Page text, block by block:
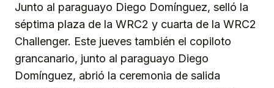
Junto al paraguayo Diego Domínguez, selló la
séptima plaza de la WRC2 y cuarta de la WRC2
Challenger. Este jueves también el copiloto
grancanario, junto al paraguayo Diego
Domínguez, abrió la ceremonia de salida